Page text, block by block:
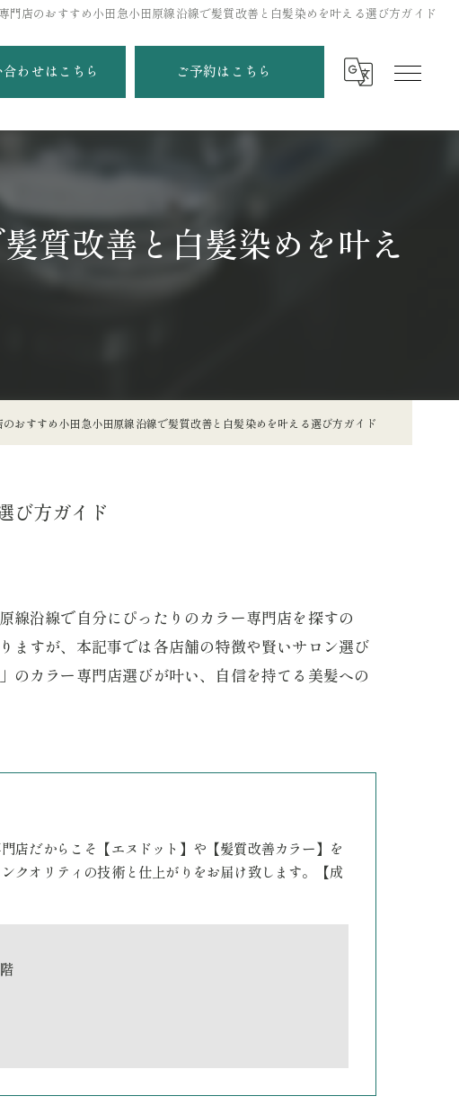
門店のおすすめ小田急小田原線沿線で髪質改善と白髪染めを叶える選び方ガイド
わせはこちら ご予約はこちら
質改善と白髪染めを叶え
のおすすめ小田急小田原線沿線で髪質改善と白髪染めを叶える選び方ガイド
び方ガイド
線沿線で自分にぴったりのカラー専門店を探すの
ますが、本記事では各店舗の特徴や賢いサロン選び
のカラー専門店選びが叶い、自信を持てる美髪への
店だからこそ【エヌドット】や【髪質改善カラー】を
クオリティの技術と仕上がりをお届け致します。【成